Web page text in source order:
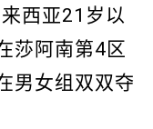
西亚21岁以
莎阿南第4区
男女组双双夺